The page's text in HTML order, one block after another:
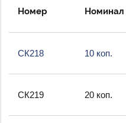
Номер Номинал
СК218 10 коп.
СК219 20 коп.